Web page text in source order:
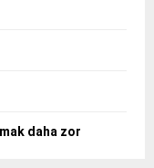
daha zor